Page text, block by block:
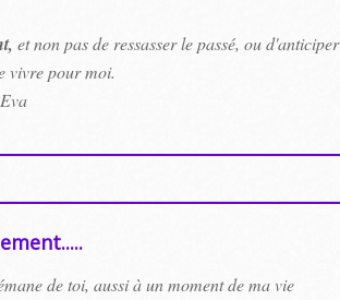
et non pas de ressasser le passé, ou d'anticiper
vivre pour moi.
de toi, aussi à un moment de ma vie